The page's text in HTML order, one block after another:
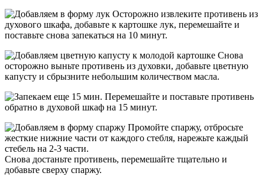
Осторожно извлеките противень из
духового шкафа, добавьте к картошке лук, перемешайте и
поставьте снова запекаться на 10 минут.
Снова
осторожно выньте противень из духовки, добавьте цветную
капусту и сбрызните небольшим количеством масла.
Перемешайте и поставьте противень
обратно в духовой шкаф на 15 минут.
Промойте спаржу, отбросьте
жесткие нижние части от каждого стебля, нарежьте каждый
стебель на 2-3 части.
Снова достаньте противень, перемешайте тщательно и
добавьте сверху спаржу.